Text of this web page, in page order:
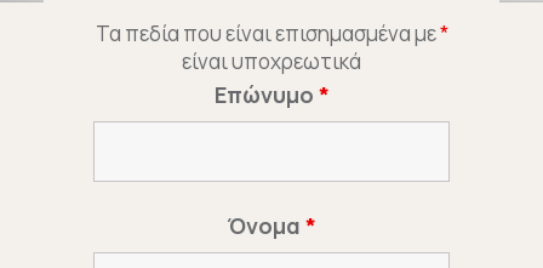
Τα πεδία που είναι επισημασμένα με*
είναι υποχρεωτικά
Επώνυμο *
Όνομα *